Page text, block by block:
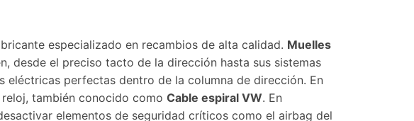
especializado en recambios de alta calidad. Muelles
desde el preciso tacto de la dirección hasta sus sistemas
eléctricas perfectas dentro de la columna de dirección. En
también conocido como Cable espiral VW. En
elementos de seguridad críticos como el airbag del